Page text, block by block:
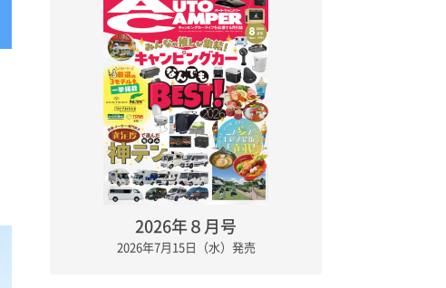
2026年８月号
2026年7月15日（水）発売